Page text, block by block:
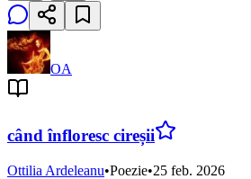
OA
când înfloresc cireșii
Ottilia Ardeleanu•Poezie•25 feb. 2026